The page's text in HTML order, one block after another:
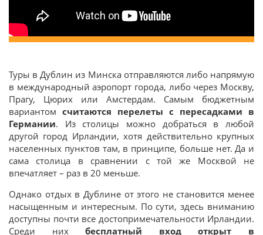
Туры в Дублин из Минска отправляются либо напрямую
в международный аэропорт города, либо через Москву,
Прагу, Цюрих или Амстердам. Самым бюджетным
вариантом считаются перелеты с пересадками в
Германии. Из столицы можно добраться в любой
другой город Ирландии, хотя действительно крупных
населенных пунктов там, в принципе, больше нет. Да и
сама столица в сравнении с той же Москвой не
впечатляет – раз в 20 меньше.
Однако отдых в Дублине от этого не становится менее
насыщенным и интересным. По сути, здесь вниманию
доступны почти все достопримечательности Ирландии.
Среди нихбесплатный вход открыт в